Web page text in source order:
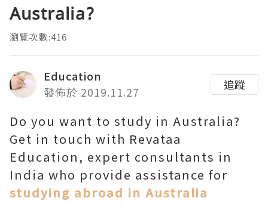
Australia?
瀏覽次數:416
Education
發佈於 2019.11.27
追蹤
Do you want to study in Australia?
Get in touch with Revataa
Education, expert consultants in
India who provide assistance for
studying abroad in Australia